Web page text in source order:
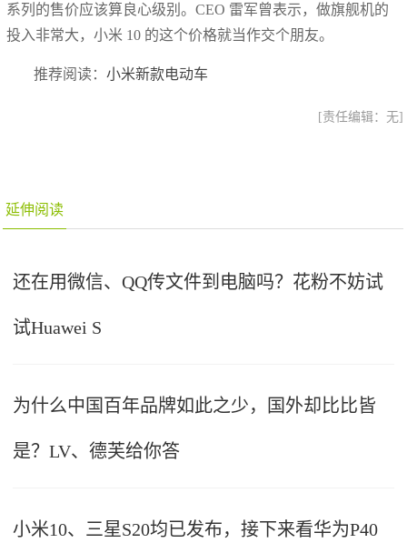
系列的售价应该算良心级别。CEO 雷军曾表示，做旗舰机的
投入非常大，小米 10 的这个价格就当作交个朋友。
推荐阅读：小米新款电动车
[责任编辑：无]
延伸阅读
还在用微信、QQ传文件到电脑吗？花粉不妨试
试Huawei S
为什么中国百年品牌如此之少，国外却比比皆
是？LV、德芙给你答
小米10、三星S20均已发布，接下来看华为P40